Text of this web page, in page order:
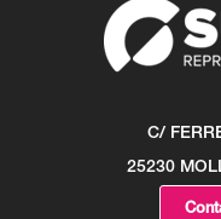
C/
25230